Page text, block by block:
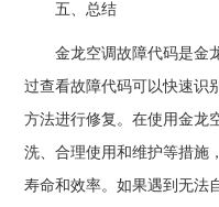
五、总结
金龙空调故障代码是金龙
过查看故障代码可以快速识
方法进行修复。在使用金龙
洗、合理使用和维护等措施
寿命和效率。如果遇到无法